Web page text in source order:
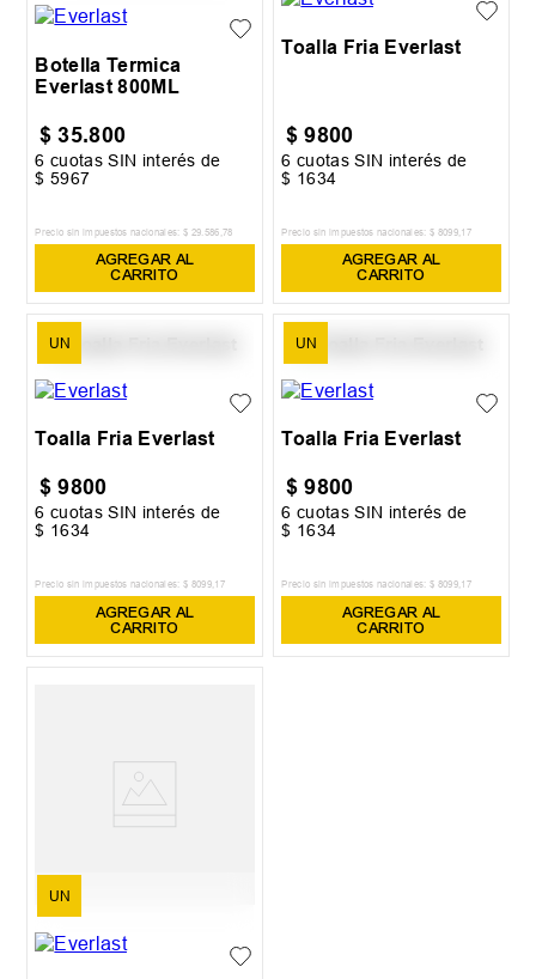
Botella Termica
Everlast 800ML
$ 35.800
6 cuotas SIN interés de
$ 5967
Precio sin impuestos nacionales: $ 29 586 78
AGREGAR AL
CARRITO
Toalla Fria Everlast
$ 9800
6 cuotas SIN interés de
$ 1634
Precio sin impuestos nacionales: $ 8099, 17
AGREGAR AL
CARRITO
UN
Toalla Fria Everlast
$ 9800
6 cuotas SIN interés de
$ 1634
Precio sin impuestos nacionales: $ 8099,17
AGREGAR AL
CARRITO
UN
Toalla Fria Everlast
$ 9800
6 cuotas SIN interés de
$ 1634
Precio sin impuestos nacionales: $ 8099,17
AGREGAR AL
CARRITO
UN